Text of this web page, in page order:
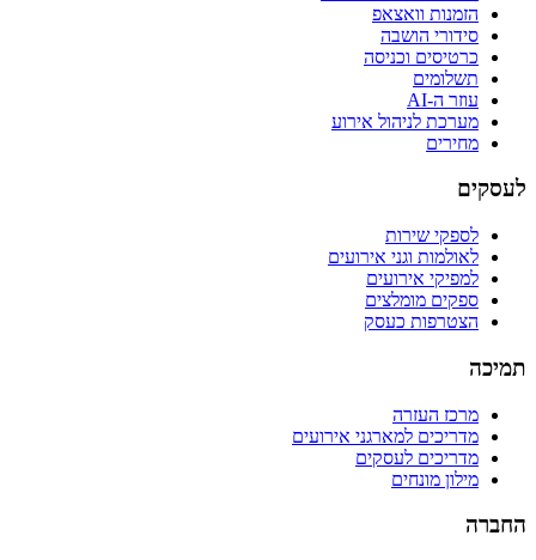
הזמנות וואצאפ
סידורי הושבה
כרטיסים וכניסה
תשלומים
עוזר ה-AI
מערכת לניהול אירוע
מחירים
לעסקים
לספקי שירות
לאולמות וגני אירועים
למפיקי אירועים
ספקים מומלצים
הצטרפות כעסק
תמיכה
מרכז העזרה
מדריכים למארגני אירועים
מדריכים לעסקים
מילון מונחים
החברה